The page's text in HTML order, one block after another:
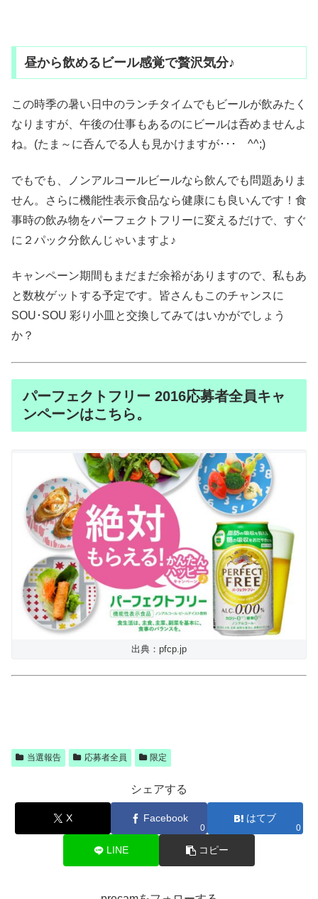
昼から飲めるビール感覚で贅沢気分♪
この時季の暑い日中のランチタイムでもビールが飲みたく
なりますが、午後の仕事もあるのにビールは呑めませんよ
ね。(たま～に呑んでる人も見かけますが･･･ ^^;)
でもでも、ノンアルコールビールなら飲んでも問題ありま
せん。さらに機能性表示食品なら健康にも良いんです！食
事時の飲み物をパーフェクトフリーに変えるだけで、すぐ
に２パック分飲んじゃいますよ♪
キャンペーン期間もまだまだ余裕がありますので、私もあ
と数枚ゲットする予定です。皆さんもこのチャンスに
SOU･SOU 彩り小皿と交換してみてはいかがでしょう
か？
パーフェクトフリー 2016応募者全員キャ
ンペーンはこちら。
出典：pfcp.jp
当選報告 応募者全員 限定
シェアする
X Facebook
0
はてブ
0
LINE コピー